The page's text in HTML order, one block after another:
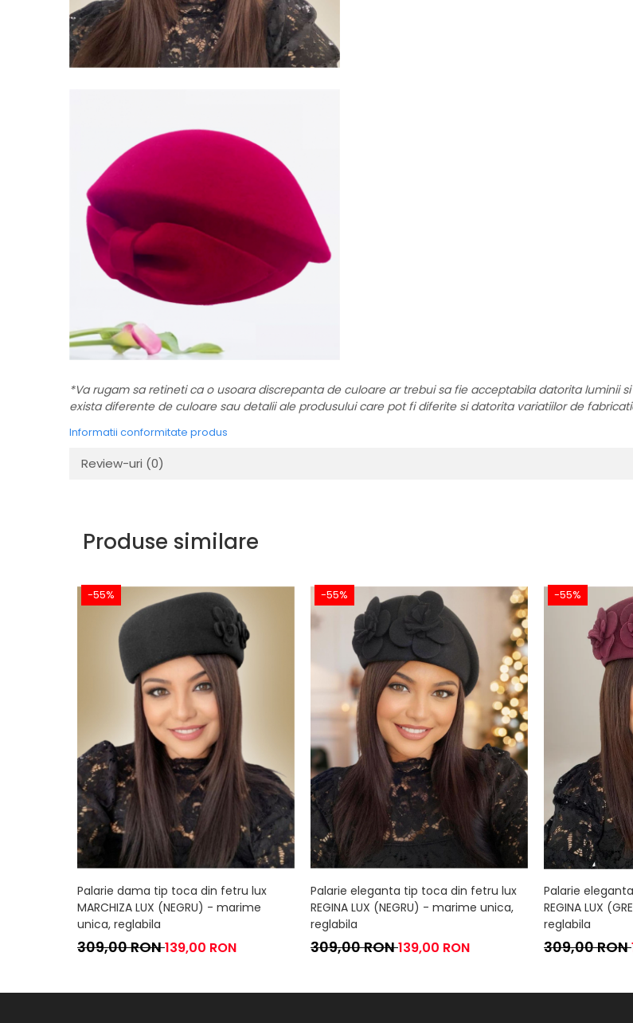
*Va rugam sa retineti ca o usoara discrepanta de culoare ar trebui sa fie acceptabila datorita luminii
exista diferente de culoare sau detalii ale produsului care pot fi diferite si datorita variatiilor de
Informatii conformitate produs
Review-uri (0)
Produse similare
-55%
Palarie dama tip toca din fetru lux
MARCHIZA LUX (NEGRU) - marime
unica, reglabila
309,00 RON139,00 RON
-55%
Palarie eleganta tip toca din fetru lux
REGINA LUX (NEGRU) - marime unica,
reglabila
309,00 RON139,00 RON
-55%
Palarie
REGINA LUX
reglabila
309,00 RON